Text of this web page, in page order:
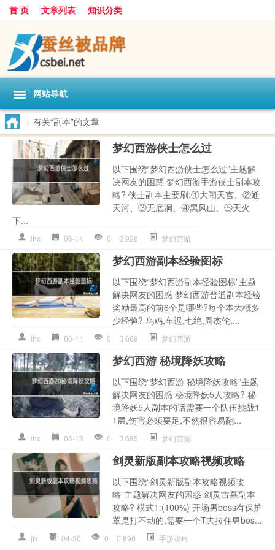
首 页 文章列表 知识分类
网站导航
> 有关“副本”的文章
梦幻西游侠士怎么过
以下围绕“梦幻西游侠士怎么过”主题解
决网友的困惑 梦幻西游手游侠士副本攻
略? 侠士副本主要刷:①大闹天宫、②通
天河、③无底洞、④黑风山、⑤天火
下...
lhx 06-14 0 926 梦幻西游
梦幻西游副本经验图标
以下围绕“梦幻西游副本经验图标”主题
解决网友的困惑 梦幻西游普通副本经验
奖励最高的前6个是哪些?每个本大概多
少经验? 乌鸡,车迟,七绝,周杰伦,...
lhx 06-14 0 669 梦幻西游
梦幻西游 秘境降妖攻略
以下围绕“梦幻西游 秘境降妖攻略”主题
解决网友的困惑 秘境降妖5人攻略? 秘
境降妖5人副本的话需要一个队伍挑战1
1层,伤害必须要足,不然很容易翻...
lhx 06-13 0 685 梦幻西游
剑灵新版副本攻略视频攻略
以下围绕“剑灵新版副本攻略视频攻
略”主题解决网友的困惑 剑灵古墓副本
攻略? 模式1:(100%) 开场男boss有保护
罩是打不动的,需要一个T去拉住男bos...
jlx 04-30 0 890 手游攻略